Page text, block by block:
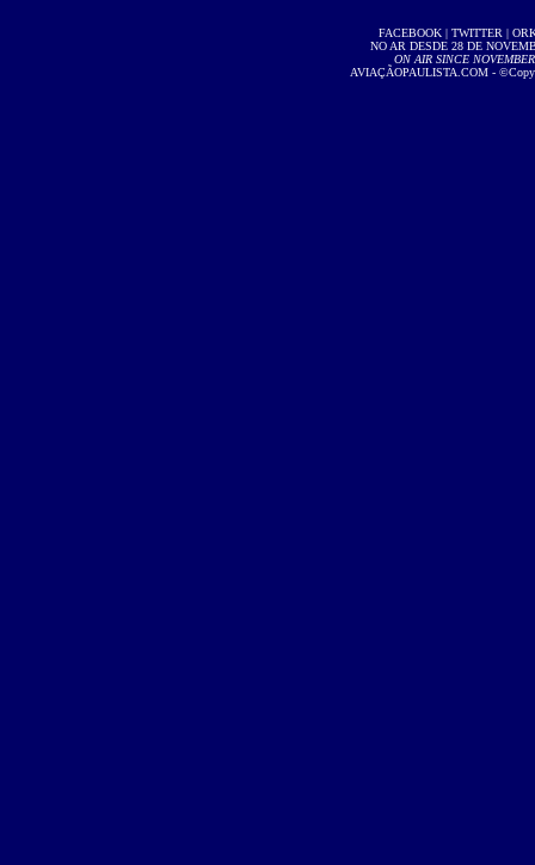
FACEBOOK| TWITTER |
NO AR DESDE 28 DE
ON AIR SINCE
AVIAÇÃOPAULISTA.COM -